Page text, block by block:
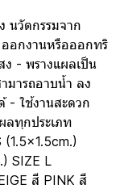
นวัตกรรมจาก
ออกงานหรือออกทริ
- พรางแผลเป็น
ารถอาบน้ำ ลง
- ใช้งานสะดวก
ลทุกประเภท
SIZE L
สี PINK สี